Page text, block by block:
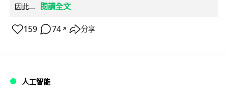
因此...
閱讀全文
159 74 ↗ 分享
人工智能